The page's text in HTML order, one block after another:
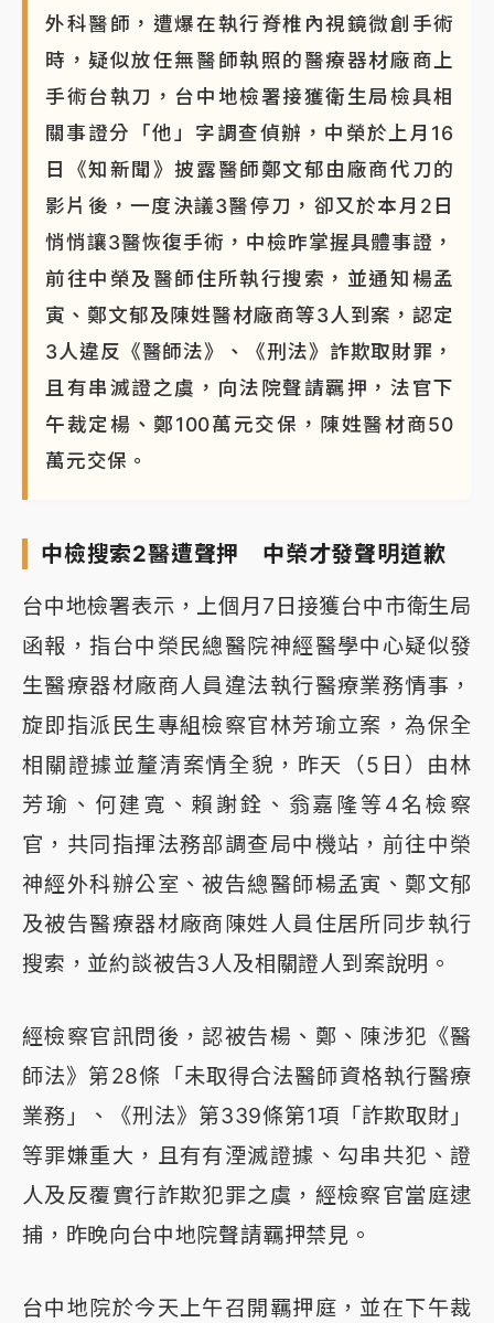
外科醫師，遭爆在執行脊椎內視鏡微創手術
時，疑似放任無醫師執照的醫療器材廠商上
手術台執刀，台中地檢署接獲衛生局檢具相
關事證分「他」字調查偵辦，中榮於上月16
日《知新聞》披露醫師鄭文郁由廠商代刀的
影片後，一度決議3醫停刀，卻又於本月2日
悄悄讓3醫恢復手術，中檢昨掌握具體事證，
前往中榮及醫師住所執行搜索，並通知楊孟
寅、鄭文郁及陳姓醫材廠商等3人到案，認定
3人違反《醫師法》、《刑法》詐欺取財罪，
且有串滅證之虞，向法院聲請羈押，法官下
午裁定楊、鄭100萬元交保，陳姓醫材商50
萬元交保。
中檢搜索2醫遭聲押 中榮才發聲明道歉
台中地檢署表示，上個月7日接獲台中市衛生局
函報，指台中榮民總醫院神經醫學中心疑似發
生醫療器材廠商人員違法執行醫療業務情事，
旋即指派民生專組檢察官林芳瑜立案，為保全
相關證據並釐清案情全貌，昨天（5日）由林
芳瑜、何建寬、賴謝銓、翁嘉隆等4名檢察
官，共同指揮法務部調查局中機站，前往中榮
神經外科辦公室、被告總醫師楊孟寅、鄭文郁
及被告醫療器材廠商陳姓人員住居所同步執行
搜索，並約談被告3人及相關證人到案說明。
經檢察官訊問後，認被告楊、鄭、陳涉犯《醫
師法》第28條「未取得合法醫師資格執行醫療
業務」、《刑法》第339條第1項「詐欺取財」
等罪嫌重大，且有有湮滅證據、勾串共犯、證
人及反覆實行詐欺犯罪之虞，經檢察官當庭逮
捕，昨晚向台中地院聲請羈押禁見。
台中地院於今天上午召開羈押庭，並在下午裁